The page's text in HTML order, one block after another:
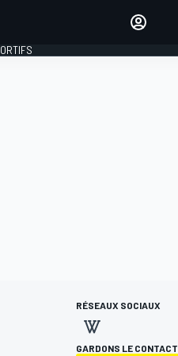
RÉSEAUX SOCIAUX
GARDONS LE CONTACT